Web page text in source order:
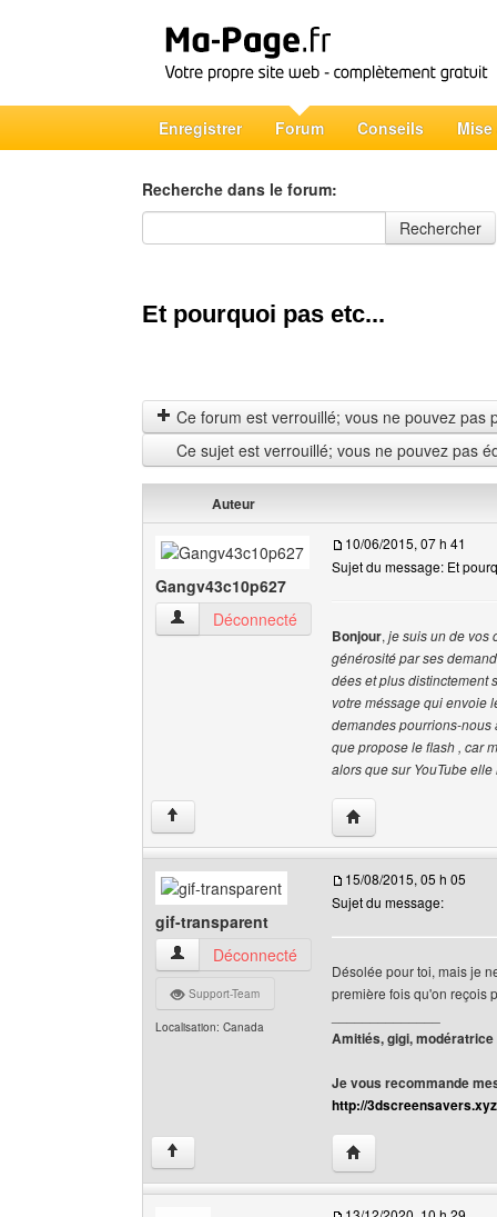
Enregistrer Forum Conseils Mise
Recherche dans le forum:
Recherche dans le forum
Rechercher
Et pourquoi pas etc...
Ce forum est verrouillé; vous ne pouvez pas
Ce sujet est verrouillé; vous ne pouvez pas
Auteur
Gangv43c10p627
Gangv43c10p627 Voir le profil de l'utilisateur
Déconnecté
10/06/2015, 07 h 41
Sujet du message: Et
Bonjour, je suis un de vos
générosité par ses
dées et plus distinctement
votre méssage qui envoie
demandes pourrions-nous
que propose le flash , car
alors que sur YouTube
↑ Visiter le site web
gif-transparent
gif-transparent Voir le profil de l'utilisateur
Déconnecté
Support-Team
Localisation: Canada
15/08/2015, 05 h 05
Sujet du message:
Désolée pour toi, mais je
première fois qu'on reçois
Amitiés, gigi, modératrice
Je vous recommande
http://3dscreensavers.xyz
↑ Visiter le site web